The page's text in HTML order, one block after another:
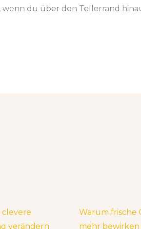
wenn du über den Tellerrand
verändern
Warum frische
mehr bewirken